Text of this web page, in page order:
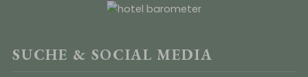
SUCHE & SOCIAL MEDIA